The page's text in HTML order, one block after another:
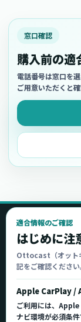
窓口確認
購入前の適
電話番号は窓口を
ご用意いただくと確
適合情報のご確認
はじめに注
Ottocast（オット
記をご確認ください
Apple CarPlay /
ご利用には、
ナビ環境が必須条件
Ottocast
オットキャスト
Ottocast正規販売
Ottocast（オット
合、サポート情報
ます。